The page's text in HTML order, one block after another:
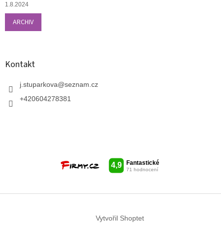
1.8.2024
ARCHIV
Kontakt
j.stuparkova@seznam.cz
+420604278381
Vytvořil Shoptet